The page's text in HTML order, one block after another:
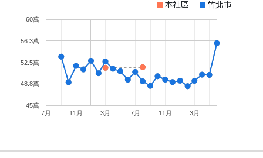
本社區 竹北市
7月 11月 3月 7月 11月 3月
45萬
48.8萬
52.5萬
56.3萬
60萬